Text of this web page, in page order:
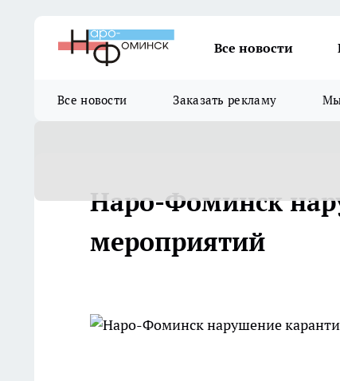
Все новости
Все новости Заказать рекламу Мы
Наро-Фоминск
мероприятий